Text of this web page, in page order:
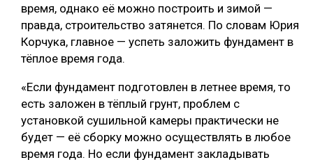
время, однако её можно построить и зимой —
правда, строительство затянется. По словам Юрия
Корчука, главное — успеть заложить фундамент в
тёплое время года.
«Если фундамент подготовлен в летнее время, то
есть заложен в тёплый грунт, проблем с
установкой сушильной камеры практически не
будет — её сборку можно осуществлять в любое
время года. Но если фундамент закладывать